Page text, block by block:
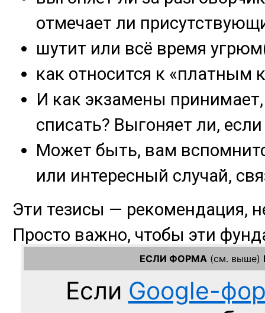
ЕСЛИ ФОРМА (см. выше)
Если Google-